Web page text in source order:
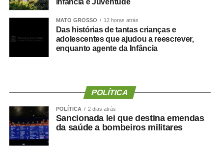
masculino), conta corrente no Banco do Brasil (caso
possua), comprovante de residência, diploma ou
certificado de conclusão de curso acompanhado do
histórico escolar (Ensino Médio), exame admissional e
certidões negativas.
candidato que chegar atrasado e tiver seu nome
chamado será realocado para o final da lista. Caso
compareça em horário diferente do estabelecido, será
eliminado do certame, conforme item 13.3 do edital.
MATO GROSSO 12 horas atrás
Das histórias de tantas crianças e
adolescentes que ajudou a reescrever,
enquanto agente da Infância
POLÍTICA
POLÍTICA 2 dias atrás
Sancionada lei que destina emendas
da saúde a bombeiros militares